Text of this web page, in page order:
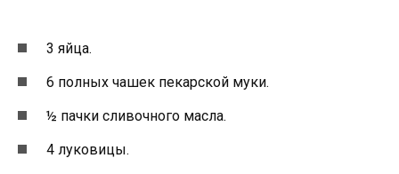
3 яйца.
6 полных чашек пекарской муки.
½ пачки сливочного масла.
4 луковицы.